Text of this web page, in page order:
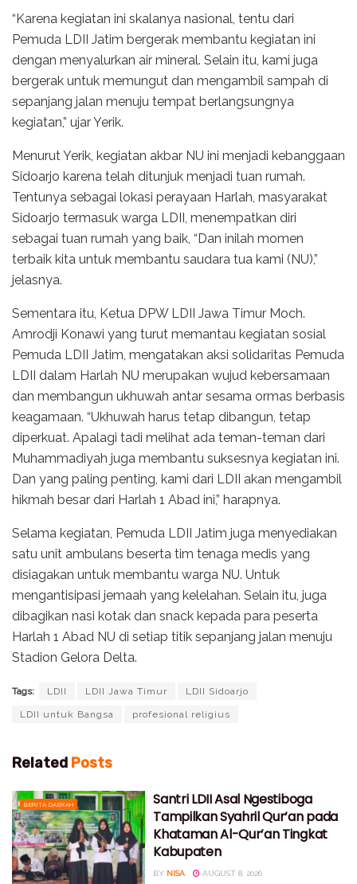
“Karena kegiatan ini skalanya nasional, tentu dari
Pemuda LDII Jatim bergerak membantu kegiatan ini
dengan menyalurkan air mineral. Selain itu, kami juga
bergerak untuk memungut dan mengambil sampah di
sepanjang jalan menuju tempat berlangsungnya
kegiatan,” ujar Yerik.
Menurut Yerik, kegiatan akbar NU ini menjadi kebanggaan
Sidoarjo karena telah ditunjuk menjadi tuan rumah.
Tentunya sebagai lokasi perayaan Harlah, masyarakat
Sidoarjo termasuk warga LDII, menempatkan diri
sebagai tuan rumah yang baik, “Dan inilah momen
terbaik kita untuk membantu saudara tua kami (NU),”
jelasnya.
Sementara itu, Ketua DPW LDII Jawa Timur Moch.
Amrodji Konawi yang turut memantau kegiatan sosial
Pemuda LDII Jatim, mengatakan aksi solidaritas Pemuda
LDII dalam Harlah NU merupakan wujud kebersamaan
dan membangun ukhuwah antar sesama ormas berbasis
keagamaan. “Ukhuwah harus tetap dibangun, tetap
diperkuat. Apalagi tadi melihat ada teman-teman dari
Muhammadiyah juga membantu suksesnya kegiatan ini.
Dan yang paling penting, kami dari LDII akan mengambil
hikmah besar dari Harlah 1 Abad ini,” harapnya.
Selama kegiatan, Pemuda LDII Jatim juga menyediakan
satu unit ambulans beserta tim tenaga medis yang
disiagakan untuk membantu warga NU. Untuk
mengantisipasi jemaah yang kelelahan. Selain itu, juga
dibagikan nasi kotak dan snack kepada para peserta
Harlah 1 Abad NU di setiap titik sepanjang jalan menuju
Stadion Gelora Delta.
Tags: LDII LDII Jawa Timur LDII Sidoarjo
LDII untuk Bangsa profesional religius
Related Posts
BERITA DAERAH
Santri LDII Asal Ngestiboga
Tampilkan Syahril Qur’an pada
Khataman Al-Qur’an Tingkat
Kabupaten
BY NISA AUGUST 8, 2026